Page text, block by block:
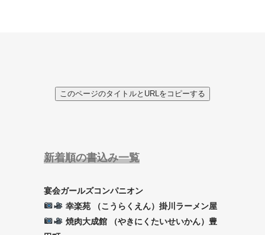
このページのタイトルとURLをコピーする
新着順の書込み一覧
宴会ガールズコンパニオン
幸楽苑 （こうらくえん）掛川ラーメン屋
焼肉大成館 （やきにくたいせいかん）豊